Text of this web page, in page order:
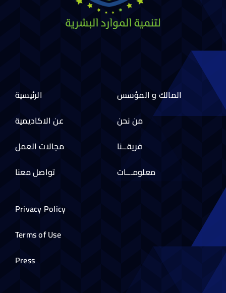
الرئيسية
عن الاكاديمية
مجالات العمل
تواصل معنا
المالك و المؤسس
من نحن
فريقــنا
معلومـــات
Privacy Policy
Terms of Use
Press